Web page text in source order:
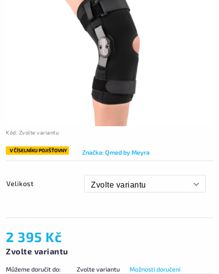
Kód: Zvolte variantu
V ČÍSELNÍKU POJIŠŤOVNY Značka:Qmed by Meyra
Velikost
2 395 Kč
Zvolte variantu
Můžeme doručit do: Zvolte variantu Možnosti doručení